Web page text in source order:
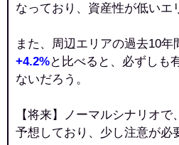
なっており、資産性が低いエ
また、周辺エリアの過去10年
+4.2%と比べると、必ずしも
ないだろう。
【将来】ノーマルシナリオで
予想しており、少し注意が必